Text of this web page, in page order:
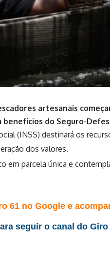
artesanais
benefícios do Seguro-
(INSS) destinará os
dos valores.
em parcela única e
61 no Google e
seguir o canal do